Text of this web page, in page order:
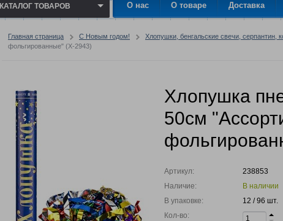
КАТАЛОГ ТОВАРОВ О нас О товаре Доставка
Главная страница С Новым годом! Хлопушки, бенгальские свечи, серпантин,
фольгированные" (Х-2943)
Хлопушка
50см
Артикул:
238853
Наличие:
В наличии
В упаковке:
12 / 96 шт.
Кол-во: